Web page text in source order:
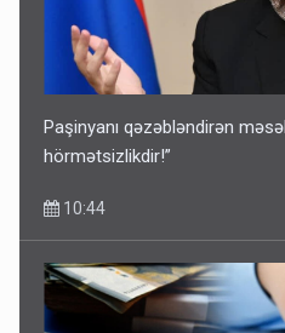
Paşinyanı qəzəbləndirən
hörmətsizlikdir!”
10:44